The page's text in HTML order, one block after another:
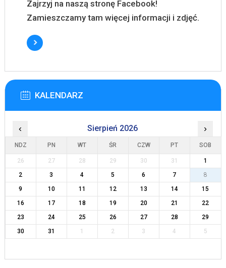
Zajrzyj na naszą stronę Facebook!
Zamieszczamy tam więcej informacji i zdjęć.
KALENDARZ
‹ Sierpień 2026 ›
NDZ PN WT ŚR CZW PT SOB
26 27 28 29 30 31
1
2
3 4 5 6 7
8
9
10 11 12 13 14
15
16
17 18 19 20 21
22
23
24 25 26 27 28
29
30
31 1 2 3 4 5